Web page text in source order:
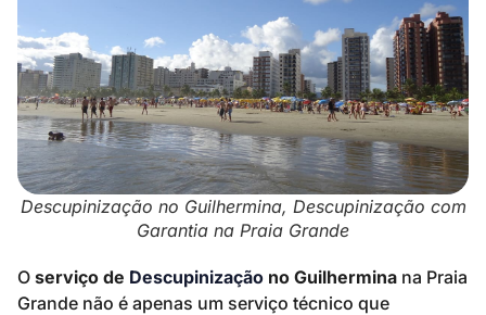
Descupinização no Guilhermina, Descupinização com
Garantia na Praia Grande
O serviço de Descupinização no Guilhermina na Praia
Grande não é apenas um serviço técnico que